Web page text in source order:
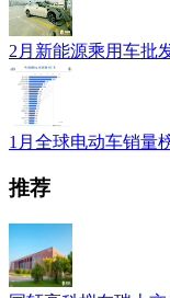
2月新能源乘用车批
1月全球电动车销量
推荐